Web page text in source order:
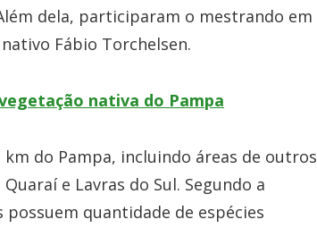
dela, participaram o mestrando em
Fábio Torchelsen.
nativa do Pampa
do Pampa, incluindo áreas de outros
e Lavras do Sul. Segundo a
quantidade de espécies